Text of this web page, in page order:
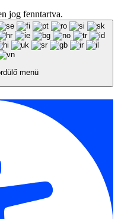
jog fenntartva.